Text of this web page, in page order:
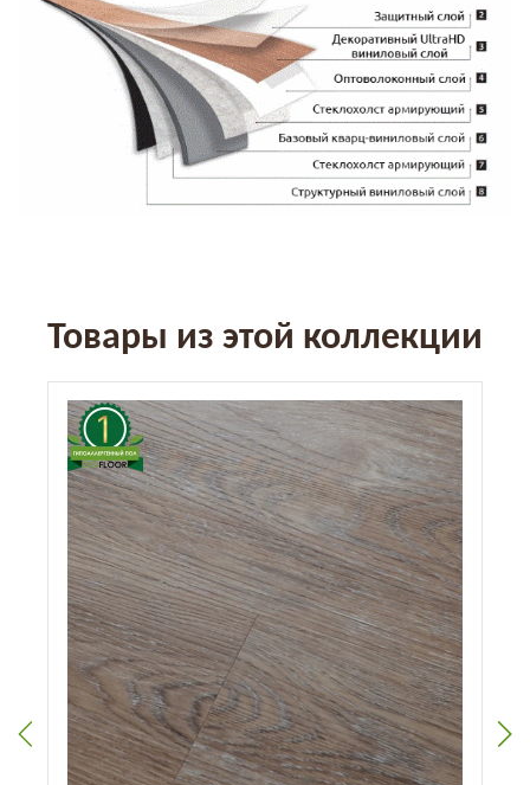
Товары из этой коллекции